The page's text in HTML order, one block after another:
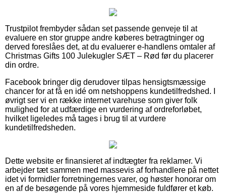
Trustpilot frembyder sådan set passende genveje til at
evaluere en stor gruppe andre køberes betragtninger og
derved foreslåes det, at du evaluerer e-handlens omtaler af
Christmas Gifts 100 Julekugler SÆT – Rød før du placerer
din ordre.
Facebook bringer dig derudover tilpas hensigtsmæssige
chancer for at få en idé om netshoppens kundetilfredshed. I
øvrigt ser vi en række internet varehuse som giver folk
mulighed for at udfærdige en vurdering af ordreforløbet,
hvilket ligeledes må tages i brug til at vurdere
kundetilfredsheden.
Dette website er finansieret af indtægter fra reklamer. Vi
arbejder tæt sammen med massevis af forhandlere på nettet
idet vi formidler forretningernes varer, og høster honorar om
en af de besøgende på vores hjemmeside fuldfører et køb.